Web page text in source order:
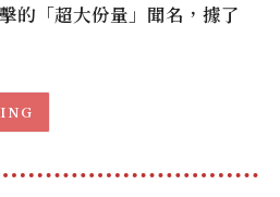
的「超大份量」聞名，據了